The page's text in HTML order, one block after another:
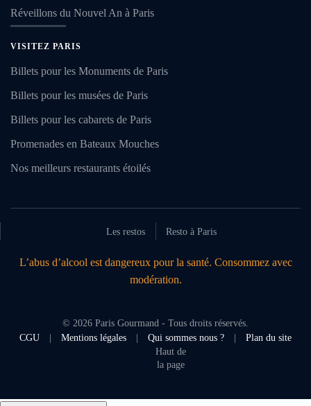
Réveillons du Nouvel An à Paris
VISITEZ PARIS
Billets pour les Monuments de Paris
Billets pour les musées de Paris
Billets pour les cabarets de Paris
Promenades en Bateaux Mouches
Nos meilleurs restaurants étoilés
Les restos Resto à Paris
L’abus d’alcool est dangereux pour la santé. Consommez avec
modération.
© 2026 Paris Gourmand - Tous droits réservés.
CGU
Mentions légales Qui sommes nous ?
Plan du site
Haut de
la page